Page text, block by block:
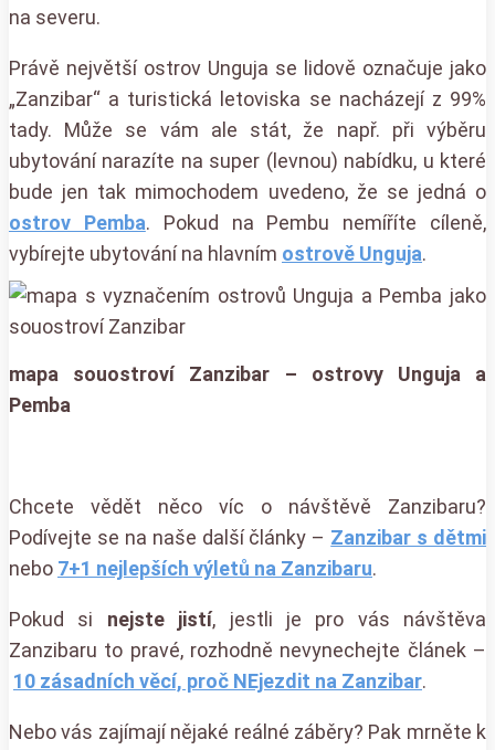
na severu.
Právě největší ostrov Unguja se lidově označuje jako
„Zanzibar“ a turistická letoviska se nacházejí z 99%
tady. Může se vám ale stát, že např. při výběru
ubytování narazíte na super (levnou) nabídku, u které
bude jen tak mimochodem uvedeno, že se jedná o
ostrov Pemba. Pokud na Pembu nemíříte cíleně,
vybírejte ubytování na hlavním ostrově Unguja.
mapa souostroví Zanzibar – ostrovy Unguja a
Pemba
Chcete vědět něco víc o návštěvě Zanzibaru?
Podívejte se na naše další články – Zanzibar s dětmi
nebo 7+1 nejlepších výletů na Zanzibaru.
Pokud si nejste jistí, jestli je pro vás návštěva
Zanzibaru to pravé, rozhodně nevynechejte článek –
10 zásadních věcí, proč NEjezdit na Zanzibar.
Nebo vás zajímají nějaké reálné záběry? Pak mrněte k